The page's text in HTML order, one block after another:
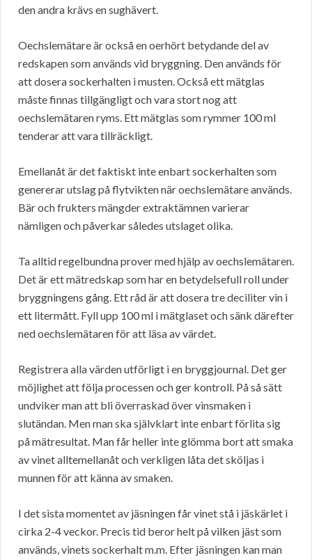
den andra krävs en sughävert.
Oechslemätare är också en oerhört betydande del av
redskapen som används vid bryggning. Den används för
att dosera sockerhalten i musten. Också ett mätglas
måste finnas tillgängligt och vara stort nog att
oechslemätaren ryms. Ett mätglas som rymmer 100 ml
tenderar att vara tillräckligt.
Emellanåt är det faktiskt inte enbart sockerhalten som
genererar utslag på flytvikten när oechslemätare används.
Bär och frukters mängder extraktämnen varierar
nämligen och påverkar således utslaget olika.
Ta alltid regelbundna prover med hjälp av oechslemätaren.
Det är ett mätredskap som har en betydelsefull roll under
bryggningens gång. Ett råd är att dosera tre deciliter vin i
ett litermått. Fyll upp 100 ml i mätglaset och sänk därefter
ned oechslemätaren för att läsa av värdet.
Registrera alla värden utförligt i en bryggjournal. Det ger
möjlighet att följa processen och ger kontroll. På så sätt
undviker man att bli överraskad över vinsmaken i
slutändan. Men man ska självklart inte enbart förlita sig
på mätresultat. Man får heller inte glömma bort att smaka
av vinet alltemellanåt och verkligen låta det sköljas i
munnen för att känna av smaken.
I det sista momentet av jäsningen får vinet stå i jäskärlet i
cirka 2-4 veckor. Precis tid beror helt på vilken jäst som
används, vinets sockerhalt m.m. Efter jäsningen kan man